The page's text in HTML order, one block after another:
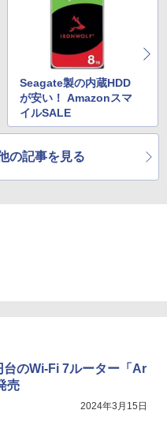
Seagate製の内蔵HDD
が安い！ Amazonスマ
イルSALE
の記事を見る
のWi-Fi 7ルーター「Ar
売
2024年3月15日